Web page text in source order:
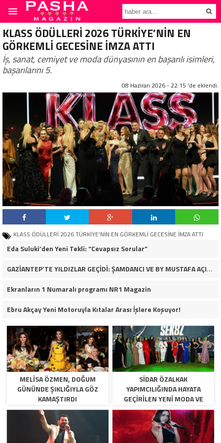
KLASS ÖDÜLLERİ 2026 TÜRKİYE’NİN EN
GÖRKEMLİ GECESİNE İMZA ATTI
İş, sanat, cemiyet ve moda dünyasının en başarılı isimleri,
başarılarını 5.
08 Haziran 2026 - 22:15 'de eklendi.
KLASS ÖDÜLLERİ 2026 TÜRKİYE’NİN EN GÖRKEMLİ GECESİNE İMZA ATTI
Eda Suluki’den Yeni Tekli: “Cevapsız Sorular”
GAZİANTEP’TE YILDIZLAR GEÇİDİ: ŞAMDANCI VE BY MUSTAFA AÇILIŞI İLE GREEN PARK’TA GÖRKEMLİ GALA
Ekranların 1 Numaralı programı NR1 Magazin
Ebru Akçay Yeni Motoruyla Kıtalar Arası İşlere Koşuyor!
MELISA ÖZMEN, DOĞUM
GÜNÜNDE ŞIKLIĞIYLA GÖZ
KAMAŞTIRDI
SIDAR ÖZALKAK
YAPIMCILIĞINDA HAYATA
GEÇIRILEN YENI MODA VE
YETENEK PROGRAMI
SEK8Z,YAKINDA IZLIYICI ILE
BULUŞUYOR.